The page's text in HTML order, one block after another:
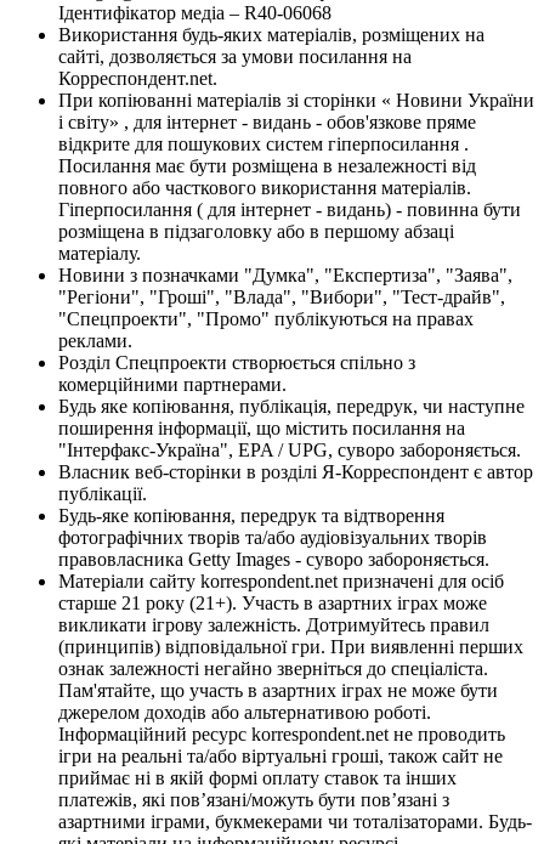
Ідентифікатор медіа – R40-06068
Використання будь-яких матеріалів, розміщених на
сайті, дозволяється за умови посилання на
Корреспондент.net.
При копіюванні матеріалів зі сторінки « Новини України
і світу» , для інтернет - видань - обов'язкове пряме
відкрите для пошукових систем гіперпосилання .
Посилання має бути розміщена в незалежності від
повного або часткового використання матеріалів.
Гіперпосилання ( для інтернет - видань) - повинна бути
розміщена в підзаголовку або в першому абзаці
матеріалу.
Новини з позначками "Думка", "Експертиза", "Заява",
"Регіони", "Гроші", "Влада", "Вибори", "Тест-драйв",
"Спецпроекти", "Промо" публікуються на правах
реклами.
Розділ Спецпроекти створюється спільно з
комерційними партнерами.
Будь яке копіювання, публікація, передрук, чи наступне
поширення інформації, що містить посилання на
"Інтерфакс-Україна", EPA / UPG, суворо забороняється.
Власник веб-сторінки в розділі Я-Корреспондент є автор
публікації.
Будь-яке копіювання, передрук та відтворення
фотографічних творів та/або аудіовізуальних творів
правовласника Getty Images - суворо забороняється.
Матеріали сайту korrespondent.net призначені для осіб
старше 21 року (21+). Участь в азартних іграх може
викликати ігрову залежність. Дотримуйтесь правил
(принципів) відповідальної гри. При виявленні перших
ознак залежності негайно зверніться до спеціаліста.
Пам'ятайте, що участь в азартних іграх не може бути
джерелом доходів або альтернативою роботі.
Інформаційний ресурс korrespondent.net не проводить
ігри на реальні та/або віртуальні гроші, також сайт не
приймає ні в якій формі оплату ставок та інших
платежів, які пов’язані/можуть бути пов’язані з
азартними іграми, букмекерами чи тоталізаторами. Будь-